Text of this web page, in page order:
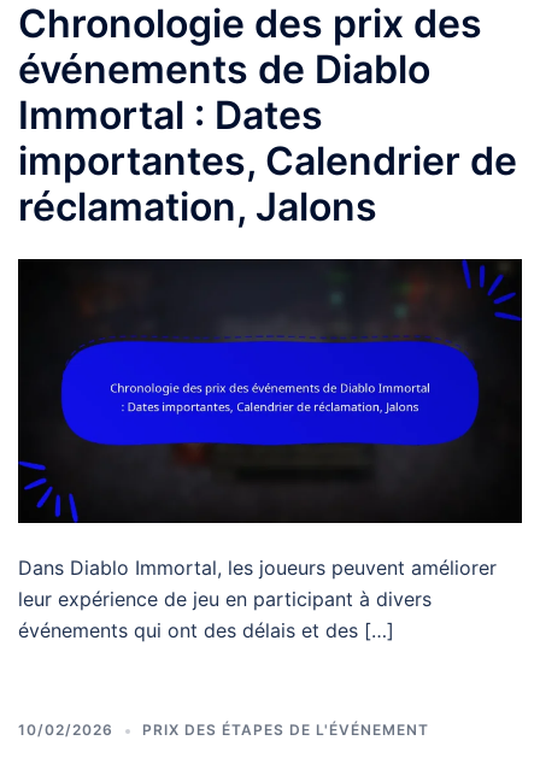
Chronologie des prix des
événements de Diablo
Immortal : Dates
importantes, Calendrier de
réclamation, Jalons
Dans Diablo Immortal, les joueurs peuvent améliorer
leur expérience de jeu en participant à divers
événements qui ont des délais et des […]
10/02/2026 PRIX DES ÉTAPES DE L'ÉVÉNEMENT